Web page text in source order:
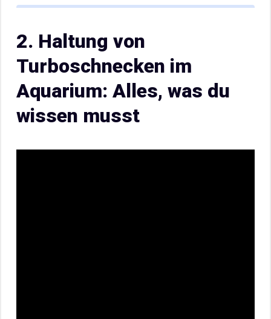
2. Haltung von
Turboschnecken im
Aquarium: Alles, was du
wissen musst